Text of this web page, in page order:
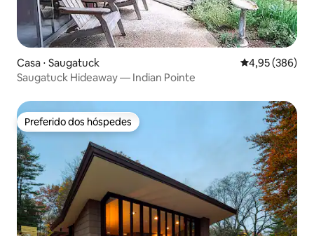
Casa ⋅ Saugatuck 4,95 de uma
4,95 (386)
Saugatuck Hideaway — Indian Pointe
Preferido dos hóspedes
Preferido dos hóspedes